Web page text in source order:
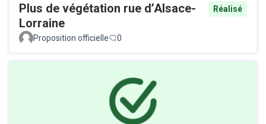
Plus de végétation rue d’Alsace-
Lorraine
Réalisé
Proposition officielle 0